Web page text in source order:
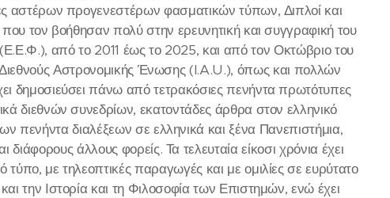
αστέρων προγενεστέρων φασματικών τύπων, Διπλοί και
τον βοήθησαν πολύ στην ερευνητική και συγγραφική του
από το 2011 έως το 2025, και από τον Οκτώβριο του
Διεθνούς Αστρονομικής Ένωσης (I.A.U.), όπως και πολλών
δημοσιεύσει πάνω από τετρακόσιες πενήντα πρωτότυπες
διεθνών συνεδρίων, εκατοντάδες άρθρα στον ελληνικό
πενήντα διαλέξεων σε ελληνικά και ξένα Πανεπιστήμια,
διάφορους άλλους φορείς. Τα τελευταία είκοσι χρόνια έχει
με τηλεοπτικές παραγωγές και με ομιλίες σε ευρύτατο
την Ιστορία και τη Φιλοσοφία των Επιστημών, ενώ έχει